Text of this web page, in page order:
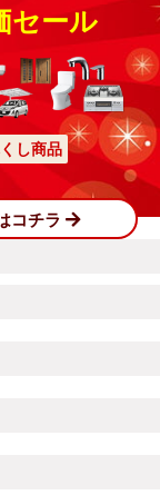
セール
し商品
コチラ